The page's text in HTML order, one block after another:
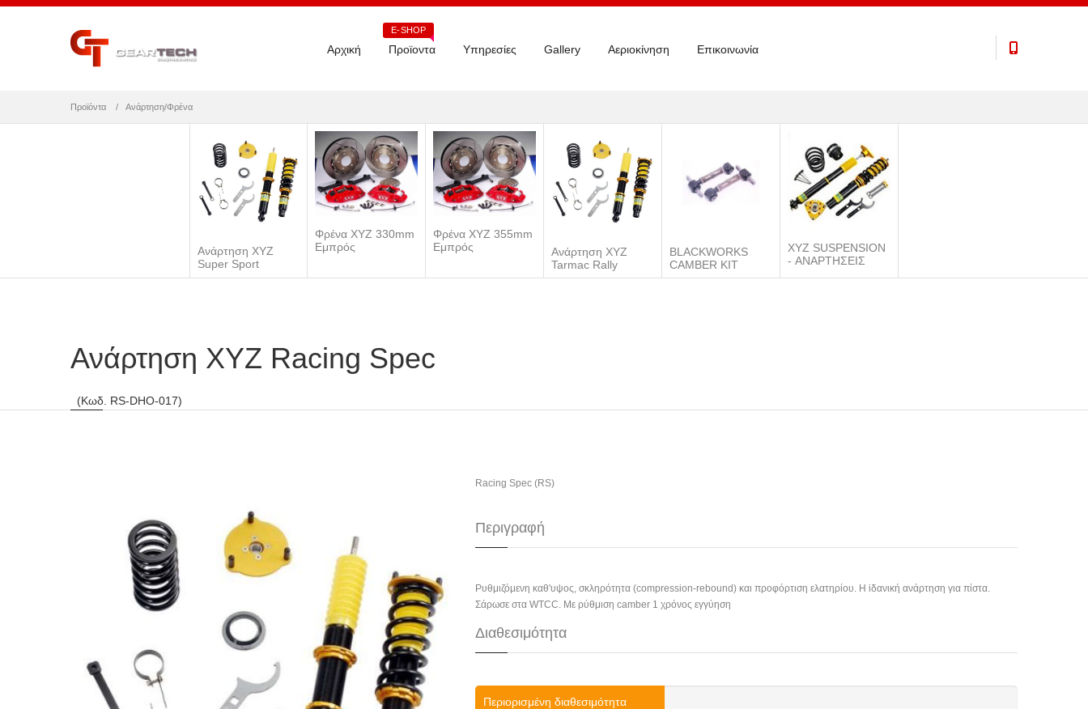
Αρχική Προϊοντα
E-SHOP
Υπηρεσίες Gallery Αεριοκίνηση Επικοινωνία
Προϊόντα Ανάρτηση/Φρένα
Ανάρτηση XYZ
Super Sport
Φρένα ΧΥΖ 330mm
Εμπρός
Φρένα ΧΥΖ 355mm
Εμπρός
Ανάρτηση XYZ
Tarmac Rally
BLACKWORKS
CAMBER KIT
XYZ SUSPENSION
- ΑΝΑΡΤΗΣΕΙΣ
Ανάρτηση XYZ Racing Spec
(Κωδ. RS-DHO-017)
Racing Spec (RS)
Περιγραφή
Ρυθμιζόμενη καθ'υψος, σκληρότητα (compression-rebound) και προφόρτιση ελατηρίου. H iδανική ανάρτηση για πίστα.
Σάρωσε στα WTCC. Με ρύθμιση camber 1 χρόνος εγγύηση
Διαθεσιμότητα
Περιορισμένη διαθεσιμότητα